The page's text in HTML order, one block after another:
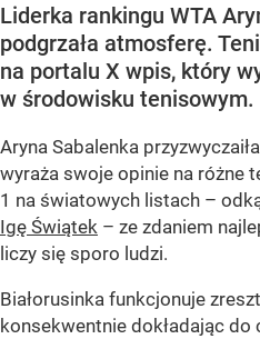
Liderka rankingu WTA
podgrzała atmosferę.
na portalu X wpis, który
w środowisku tenisowym.
Aryna Sabalenka
wyraża swoje opinie na różne
1 na światowych listach –
Igę Świątek – ze zdaniem
liczy się sporo ludzi.
Białorusinka funkcjonuje
konsekwentnie dokładając